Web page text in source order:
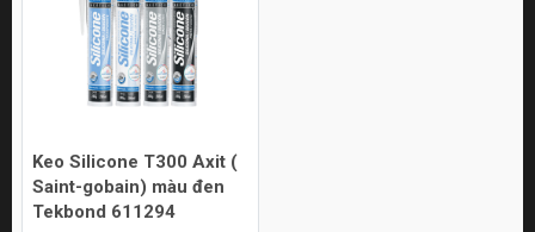
Keo Silicone T300 Axit (
Saint-gobain) màu đen
Tekbond 611294